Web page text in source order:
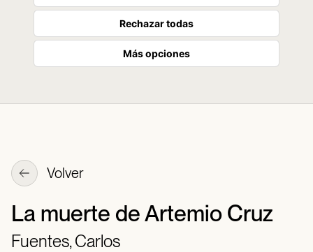
Rechazar todas
Más opciones
Volver
La muerte de Artemio Cruz
Fuentes, Carlos